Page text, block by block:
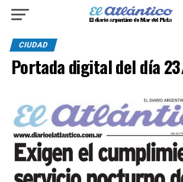
CIUDAD
Portada digital del día